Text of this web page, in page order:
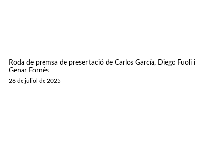
Roda de premsa de presentació de Carlos García, Diego Fuoli i
Genar Fornés
26 de juliol de 2025